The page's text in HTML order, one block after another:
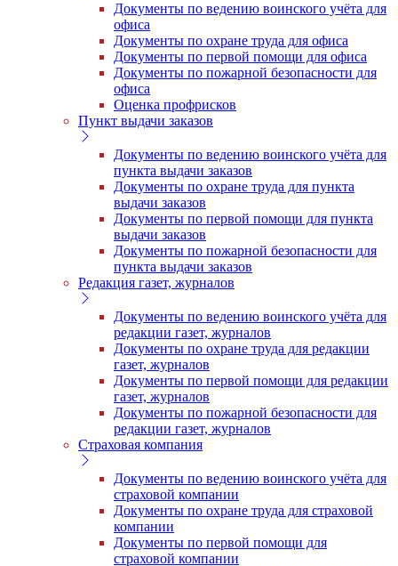
Документы по ведению воинского учёта для
офиса
Документы по охране труда для офиса
Документы по первой помощи для офиса
Документы по пожарной безопасности для
офиса
Оценка профрисков
Пункт выдачи заказов
Документы по ведению воинского учёта для
пункта выдачи заказов
Документы по охране труда для пункта
выдачи заказов
Документы по первой помощи для пункта
выдачи заказов
Документы по пожарной безопасности для
пункта выдачи заказов
Редакция газет, журналов
Документы по ведению воинского учёта для
редакции газет, журналов
Документы по охране труда для редакции
газет, журналов
Документы по первой помощи для редакции
газет, журналов
Документы по пожарной безопасности для
редакции газет, журналов
Страховая компания
Документы по ведению воинского учёта для
страховой компании
Документы по охране труда для страховой
компании
Документы по первой помощи для
страховой компании